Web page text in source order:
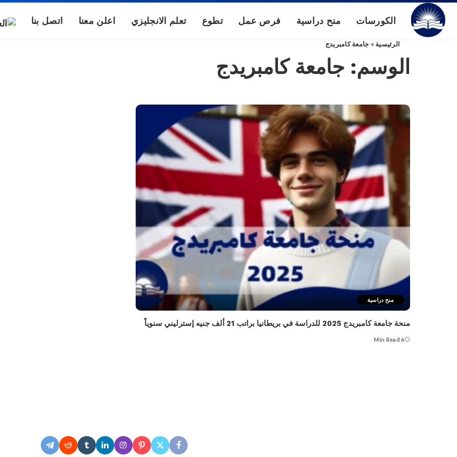
الكورسات منح دراسية فرص عمل تطوع تعلم الانجليزي اعلن معنا اتصل بنا
الرئيسية » جامعة كامبريدج
الوسم: جامعة كامبريدج
منح دراسية
منحة جامعة كامبريدج 2025 للدراسة في بريطانيا براتب 21 ألف جنيه إسترليني سنوياً
6 Min Read